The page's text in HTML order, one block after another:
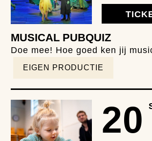
MUSICAL PUBQUIZ
Doe mee! Hoe goed ken jij
EIGEN PRODUCTIE
20